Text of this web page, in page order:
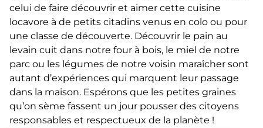
celui de faire découvrir et aimer cette cuisine
locavore à de petits citadins venus en colo ou pour
une classe de découverte. Découvrir le pain au
levain cuit dans notre four à bois, le miel de notre
parc ou les légumes de notre voisin maraîcher sont
autant d’expériences qui marquent leur passage
dans la maison. Espérons que les petites graines
qu’on sème fassent un jour pousser des citoyens
responsables et respectueux de la planète !